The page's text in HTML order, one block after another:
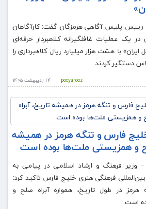
– رییس پلیس آگاهی هرمزگان گفت: کارآگاهان
یک عملیات غافلگیرانه کلاهبردار حرفه‌ای
با هشت هزار میلیارد ریال کلاهبرداری را
دستگیر کردند.
۱۴ اردیبهشت ۱۴۰۵ pooyarooz
فارس و تنگه هرمز در همیشه
و همزیستی ملت‌ها بوده است
– وزیر فرهنگ و ارشاد اسلامی در پیامی به
فرهنگی هنری خلیج فارس تاکید کرد:
در طول تاریخ، همواره آبراه صلح و
است.